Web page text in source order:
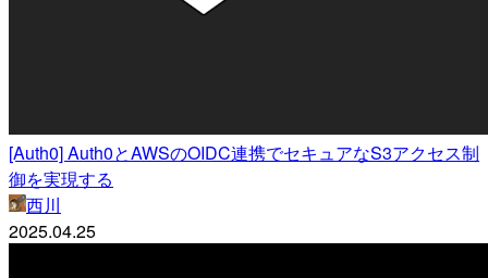
[Auth0] Auth0とAWSのOIDC連携でセキュアなS3アクセス制
御を実現する
西川
2025.04.25